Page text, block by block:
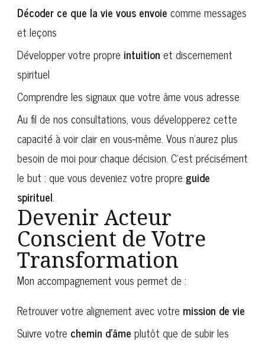
Décoder ce que la vie vous envoie comme messages
et leçons
Développer votre propre intuition et discernement
spirituel
Comprendre les signaux que votre âme vous adresse
Au fil de nos consultations, vous développerez cette
capacité à voir clair en vous-même. Vous n’aurez plus
besoin de moi pour chaque décision. C’est précisément
le but : que vous deveniez votre propre guide
spirituel.
Devenir Acteur
Conscient de Votre
Transformation
Mon accompagnement vous permet de :
Retrouver votre alignement avec votre mission de vie
Suivre votre chemin d’âme plutôt que de subir les